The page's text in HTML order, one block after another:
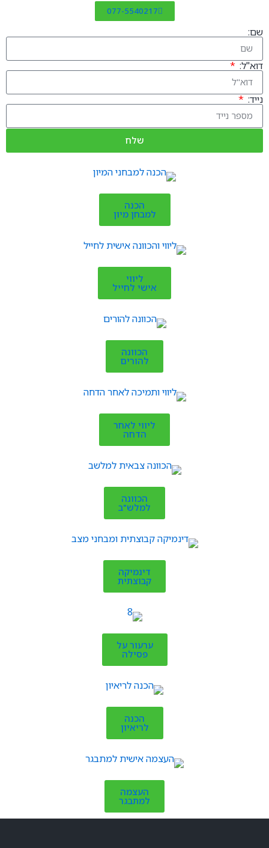
077-5540217
שם:
דוא"ל:
נייד:
שלח
הכנה
למבחן מיון
ליווי
אישי לחייל
הכוונה
להורים
ליווי לאחר
הדחה
הכוונה
למלש"ב
דינמיקה
קבוצתית
ערעור על
פסילה
הכנה
לריאיון
העצמה
למתבגר